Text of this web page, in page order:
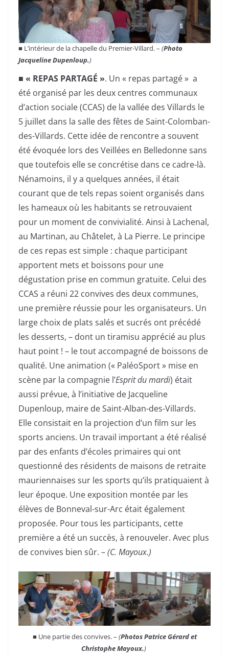
■ L’intérieur de la chapelle du Premier-Villard. – (Photo
Jacqueline Dupenloup.)
■ « REPAS PARTAGÉ ». Un « repas partagé » a
été organisé par les deux centres communaux
d’action sociale (CCAS) de la vallée des Villards le
5 juillet dans la salle des fêtes de Saint-Colomban-
des-Villards. Cette idée de rencontre a souvent
été évoquée lors des Veillées en Belledonne sans
que toutefois elle se concrétise dans ce cadre-là.
Nénamoins, il y a quelques années, il était
courant que de tels repas soient organisés dans
les hameaux où les habitants se retrouvaient
pour un moment de convivialité. Ainsi à Lachenal,
au Martinan, au Châtelet, à La Pierre. Le principe
de ces repas est simple : chaque participant
apportent mets et boissons pour une
dégustation prise en commun gratuite. Celui des
CCAS a réuni 22 convives des deux communes,
une première réussie pour les organisateurs. Un
large choix de plats salés et sucrés ont précédé
les desserts, – dont un tiramisu apprécié au plus
haut point ! – le tout accompagné de boissons de
qualité. Une animation (« PaléoSport » mise en
scène par la compagnie l’Esprit du mardi) était
aussi prévue, à l’initiative de Jacqueline
Dupenloup, maire de Saint-Alban-des-Villards.
Elle consistait en la projection d’un film sur les
sports anciens. Un travail important a été réalisé
par des enfants d’écoles primaires qui ont
questionné des résidents de maisons de retraite
mauriennaises sur les sports qu’ils pratiquaient à
leur époque. Une exposition montée par les
élèves de Bonneval-sur-Arc était également
proposée. Pour tous les participants, cette
première a été un succès, à renouveler. Avec plus
de convives bien sûr. –(C. Mayoux.)
■ Une partie des convives. – (Photos Patrice Gérard et
Christophe Mayoux.)